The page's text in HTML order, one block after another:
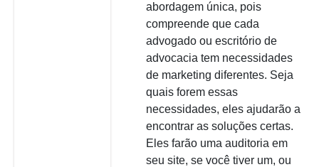
abordagem única, pois
compreende que cada
advogado ou escritório de
advocacia tem necessidades
de marketing diferentes. Seja
quais forem essas
necessidades, eles ajudarão a
encontrar as soluções certas.
Eles farão uma auditoria em
seu site, se você tiver um, ou